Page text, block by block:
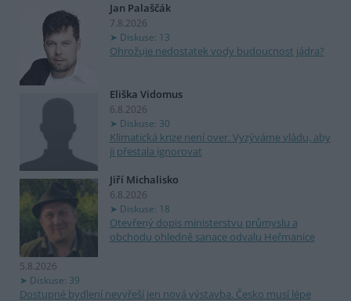
Jan Palaščák
7.8.2026
Diskuse: 13
Ohrožuje nedostatek vody budoucnost jádra?
Eliška Vidomus
6.8.2026
Diskuse: 30
Klimatická krize není over. Vyzýváme vládu, aby
ji přestala ignorovat
Jiří Michalisko
6.8.2026
Diskuse: 18
Otevřený dopis ministerstvu průmyslu a
obchodu ohledně sanace odvalu Heřmanice
5.8.2026
Diskuse: 39
Dostupné bydlení nevyřeší jen nová výstavba. Česko musí lépe